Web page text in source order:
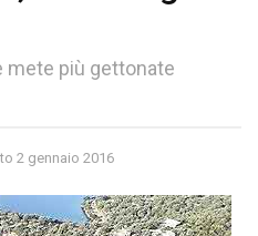
mete più gettonate
2 gennaio 2016